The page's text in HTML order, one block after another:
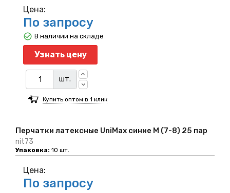
Перчатки латексные UniMax синие M (7-8) 25 пар
nit73
Упаковка: 10 шт.
Цена:
По запросу
Узнать цену
шт.
В наличии на складе
Купить оптом в 1 клик
Цена:
По запросу